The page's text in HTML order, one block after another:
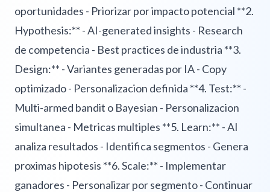
oportunidades - Priorizar por impacto potencial **2.
Hypothesis:** - AI-generated insights - Research
de competencia - Best practices de industria **3.
Design:** - Variantes generadas por IA - Copy
optimizado - Personalizacion definida **4. Test:** -
Multi-armed bandit o Bayesian - Personalizacion
simultanea - Metricas multiples **5. Learn:** - AI
analiza resultados - Identifica segmentos - Genera
proximas hipotesis **6. Scale:** - Implementar
ganadores - Personalizar por segmento - Continuar